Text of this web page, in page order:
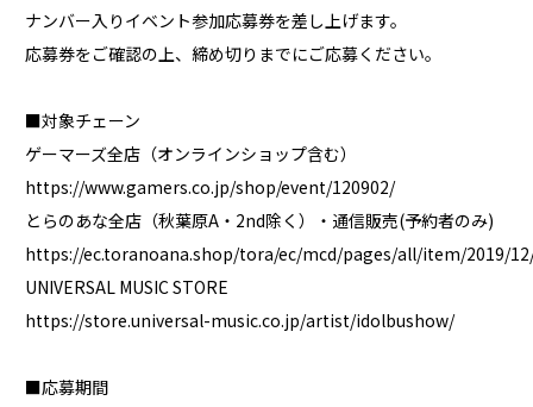
ナンバー入りイベント参加応募券を差し上げます。
応募券をご確認の上、締め切りまでにご応募ください。
■対象チェーン
ゲーマーズ全店（オンラインショップ含む）
https://www.gamers.co.jp/shop/event/120902/
とらのあな全店（秋葉原A・2nd除く）・通信販売(予約者のみ)
https://ec.toranoana.shop/tora/ec/mcd/pages/all/item/2019/
UNIVERSAL MUSIC STORE
https://store.universal-music.co.jp/artist/idolbushow/
■応募期間